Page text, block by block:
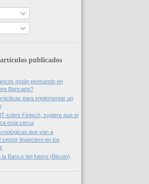
publicados
están pensando en
Bancario?
para implementar un
sobre Fintech, sugiere que el
esta cerca
que van a
sector financiero en los
la Banca del futuro (Bitcoin)